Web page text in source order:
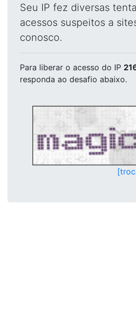
Seu IP fez diversas
acessos suspeitos a
conosco.
Para liberar o acesso do IP
responda ao desafio abaixo.